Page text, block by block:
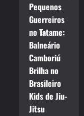
Pequenos
Guerreiros
no Tatame:
Balneário
Camboriú
Brilha no
Brasileiro
Kids de Jiu-
Jitsu